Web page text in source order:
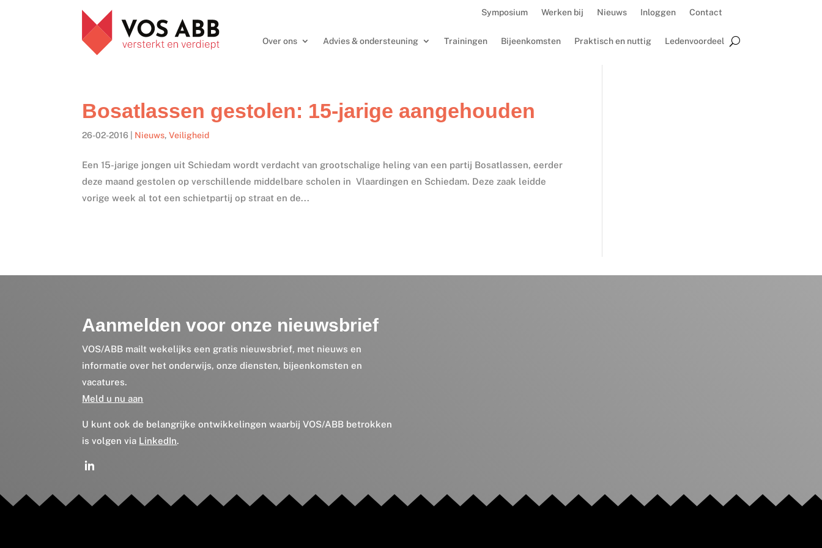
Symposium Werken bij Nieuws Inloggen Contact
Over ons Advies & ondersteuning Trainingen Bijeenkomsten Praktisch en nuttig Ledenvoordeel
Bosatlassen gestolen: 15-jarige aangehouden
26-02-2016 Nieuws,Veiligheid
Een 15-jarige jongen uit Schiedam wordt verdacht van grootschalige heling van een partij Bosatlassen, eerder
deze maand gestolen op verschillende middelbare scholen in Vlaardingen en Schiedam. Deze zaak leidde
vorige week al tot een schietpartij op straat en de...
Aanmelden voor onze nieuwsbrief
VOS/ABB mailt wekelijks een gratis nieuwsbrief, met nieuws en
informatie over het onderwijs, onze diensten, bijeenkomsten en
vacatures.
Meld u nu aan
U kunt ook de belangrijke ontwikkelingen waarbij VOS/ABB betrokken
is volgen via LinkedIn.